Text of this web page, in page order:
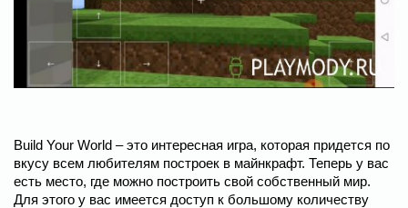
Build Your World – это интересная игра, которая придется по
вкусу всем любителям построек в майнкрафт. Теперь у вас
есть место, где можно построить свой собственный мир.
Для этого у вас имеется доступ к большому количеству